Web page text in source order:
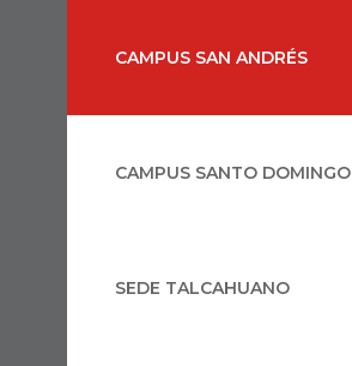
CAMPUS SAN ANDRÉS
CAMPUS SANTO DOMINGO
SEDE TALCAHUANO